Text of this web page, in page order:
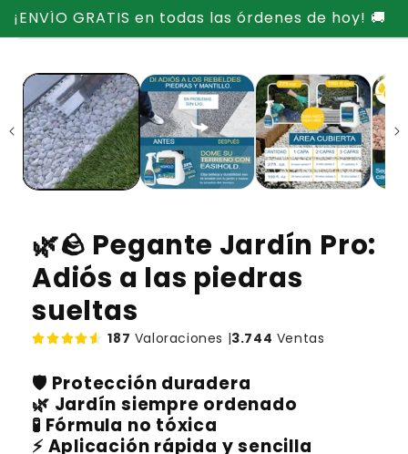
contenido
¡ENVÍO GRATIS en todas las órdenes de hoy! 🚚
producto
🌿🪨 Pegante Jardín Pro:
Adiós a las piedras
sueltas
187 Valoraciones |3.744 Ventas
🛡️ Protección duradera​
🌿 Jardín siempre ordenado​
🧪 Fórmula no tóxica​
⚡ Aplicación rápida y sencilla